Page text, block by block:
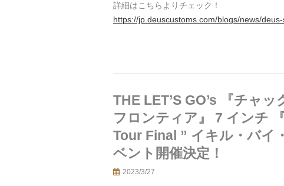
詳細はこちらよりチェック！
https://jp.deuscustoms.com/blogs/news/
THE LET’S GO’s 『チャ
フロンティア』 7 インチ
Tour Final ” イキル・バイ
ベント開催決定！
2023/3/27